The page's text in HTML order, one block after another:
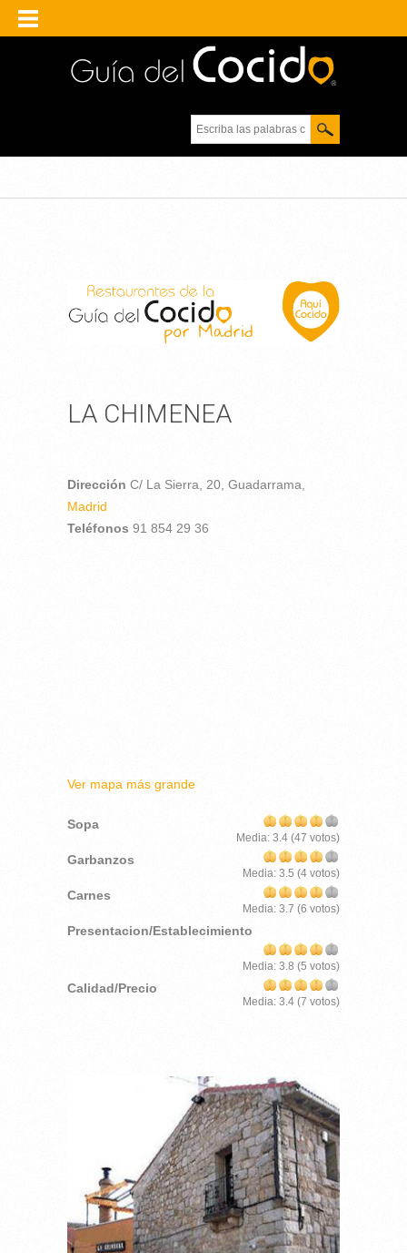
Escriba las palabras
clave.
LA CHIMENEA
Dirección C/ La Sierra, 20, Guadarrama,
Madrid
Teléfonos 91 854 29 36
Ver mapa más grande
Sopa
Media: 3.4 (47 votos)
Garbanzos
Media: 3.5 (4 votos)
Carnes
Media: 3.7 (6 votos)
Presentacion/Establecimiento
Media: 3.8 (5 votos)
Calidad/Precio
Media: 3.4 (7 votos)